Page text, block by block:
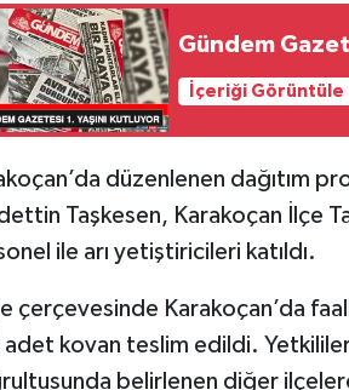
Gündem
İçeriği Görüntüle
düzenlenen dağıtım
Taşkesen, Karakoçan İlçe
ile arı yetiştiricileri katıldı.
çerçevesinde Karakoçan’da
kovan teslim edildi. Yetkililer,
belirlenen diğer